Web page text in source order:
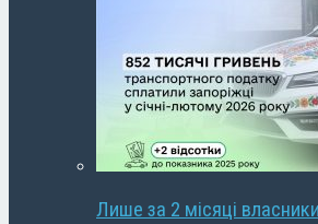
Лише за 2 місяці